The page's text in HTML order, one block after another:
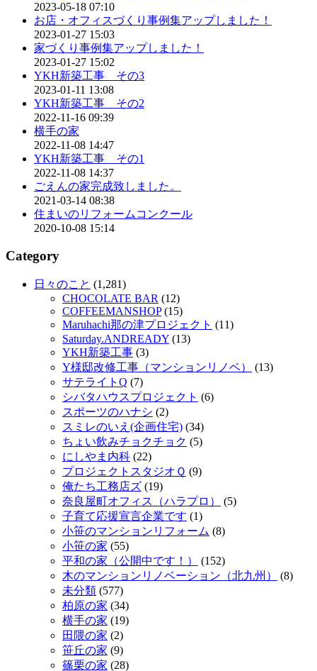
2023-05-18 07:10
お店・オフィスづくり事例集アップしました！
2023-01-27 15:03
家づくり事例集アップしました！
2023-01-27 15:02
YKH新築工事 その3
2023-01-11 13:08
YKH新築工事 その2
2022-11-16 09:39
横手の家
2022-11-08 14:47
YKH新築工事 その1
2022-11-08 14:37
ごえんの家完成致しました。
2021-03-14 08:38
住まいのリフォームコンクール
2020-10-08 15:14
Category
日々のこと (1,281)
CHOCOLATE BAR (12)
COFFEEMANSHOP(15)
Maruhachi那の津プロジェクト (11)
Saturday.ANDREADY (13)
YKH新築工事 (3)
Y様邸改修工事（マンションリノベ）
(13)
サテライトQ (7)
シバタハウスプロジェクト (6)
スポーツのハナシ (2)
スミレのいえ(企画住宅) (34)
ちょい飲みチョクチョク (5)
にしやま内科 (22)
プロジェクトスタジオＱ (9)
俺たち工務店ズ (19)
奈良屋町オフィス（ハラプロ）
(5)
子育て応援宣言企業です (1)
小笹のマンションリフォーム (8)
小笹の家 (55)
平和の家（公開中です！）
(152)
木のマンションリノベーション（北九州）
(8)
未分類 (577)
柏原の家 (34)
横手の家 (19)
田隈の家 (2)
笹丘の家 (9)
篠栗の家 (28)